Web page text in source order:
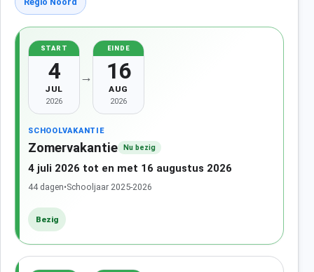
START
4
JUL
2026
→
EINDE
16
AUG
2026
SCHOOLVAKANTIE
Zomervakantie Nu bezig
4 juli 2026 tot en met 16 augustus 2026
44 dagen•Schooljaar 2025-2026
Bezig